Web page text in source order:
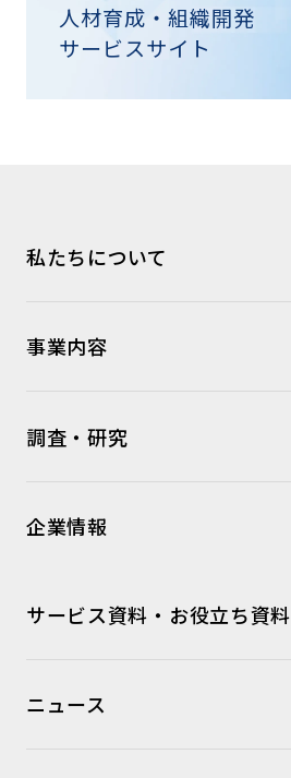
人材育成・組織開発
サービスサイト
私たちについて
事業内容
調査・研究
企業情報
サービス資料・お役立ち資料
ニュース